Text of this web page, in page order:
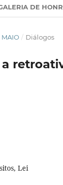
DE
MAIO / Diálogos
Lei